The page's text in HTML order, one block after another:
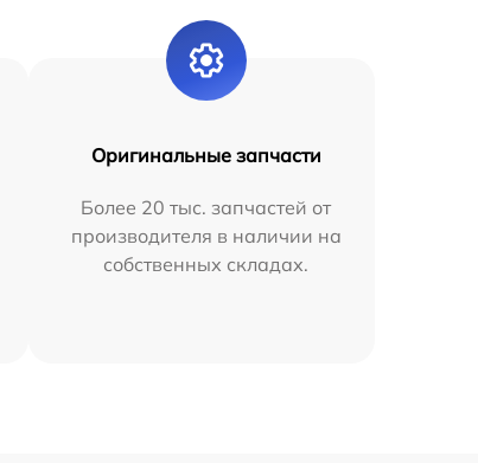
Оригинальные запчасти
Более 20 тыс. запчастей от
производителя в наличии на
собственных складах.